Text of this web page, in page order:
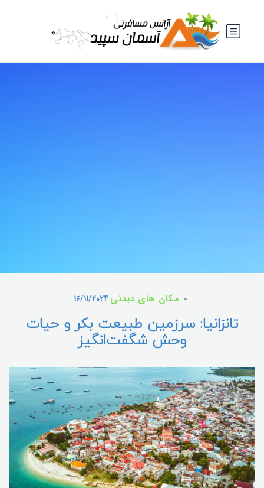
مکان های دیدنی16/11/2024
تانزانیا: سرزمین طبیعت بکر و حیات
وحش شگفت‌انگیز